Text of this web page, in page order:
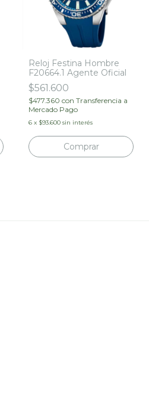
Reloj Festina Hombre
F20664.1 Agente Oficial
$561.600
$477.360 con Transferencia a
Mercado Pago
6 x $93.600 sin interés